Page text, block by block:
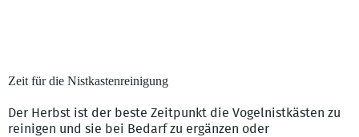
Zeit für die Nistkastenreinigung
Der Herbst ist der beste Zeitpunkt die Vogelnistkästen zu
reinigen und sie bei Bedarf zu ergänzen oder